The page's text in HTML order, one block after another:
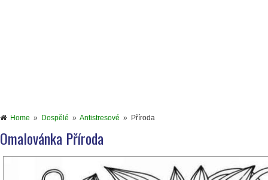
Home » Dospělé » Antistresové » Příroda
Omalovánka Příroda